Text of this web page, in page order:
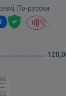
По-русски